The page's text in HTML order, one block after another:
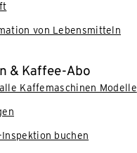
von Lebensmitteln
& Kaffee-Abo
Kaffemaschinen Modelle
buchen